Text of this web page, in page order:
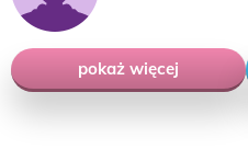
pokaż więcej